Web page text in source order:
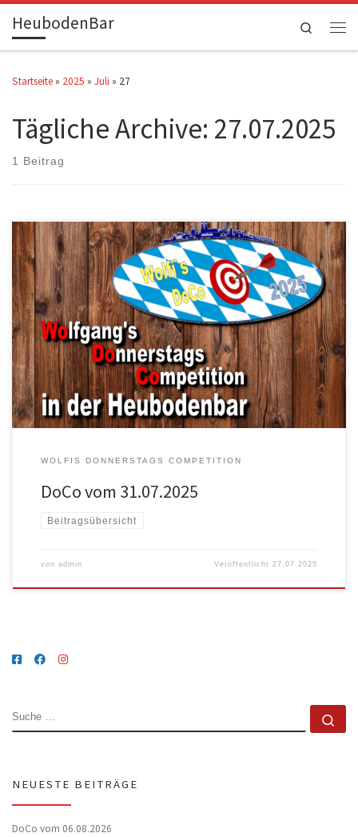
Zum Inhalt springen
HeubodenBar
Search
Startseite » 2025 » Juli » 27
Tägliche Archive: 27.07.2025
1 Beitrag
Nach dem Turnier wird hier die erspielte Reihenfolge veröffentlicht.
Name 1 Bäda […]
WOLFIS DONNERSTAGS COMPETITION
DoCo vom 31.07.2025
Beitragsübersicht
von admin Veröffentlicht 27.07.2025
SUCHE
NEUESTE BEITRÄGE
DoCo vom 06.08.2026